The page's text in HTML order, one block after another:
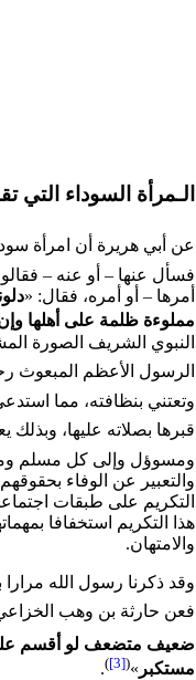
الـمرأة السوداء التي
عن أبي هريرة أن امرأة
فسأل عنها – أو عنه –
أمرها – أو أمره، فقال: «
مملوءة ظلمة على أهلها
النبوي الشريف الصورة
الرسول الأعظم المبعوث
وتعتني بنظافته، مما استدعى
قبرها بصلاته عليها،
ومسوؤل وإلى كل مسلم
والتعبير عن الوفاء
التكريم على طبقات
هذا التكريم استخفافا
والامتهان.
وقد ذكرنا رسول الله مرارا
فعن حارثة بن وهب
ضعيف متضعف لو أقسم على
مستكبر »
(
[3]
)
.